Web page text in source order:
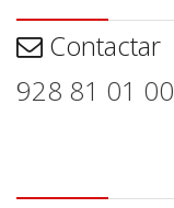
Contactar
928 81 01 00